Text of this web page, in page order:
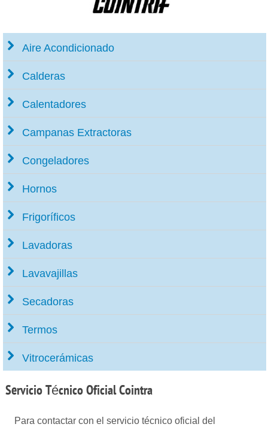
Aire Acondicionado
Calderas
Calentadores
Campanas Extractoras
Congeladores
Hornos
Frigoríficos
Lavadoras
Lavavajillas
Secadoras
Termos
Vitrocerámicas
ServicioTécnico Oficial Cointra
Para contactar con el servicio técnico oficial del